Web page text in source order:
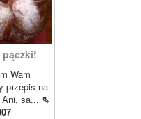
pączki!
Wam
przepis na
sa... ⇖